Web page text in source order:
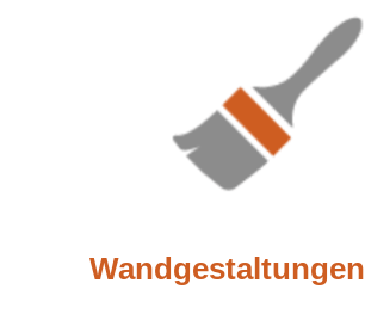
Wandgestaltungen